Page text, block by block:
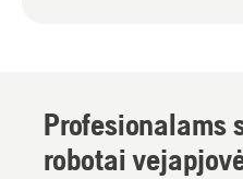
Profesionalams
robotai